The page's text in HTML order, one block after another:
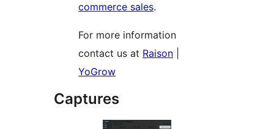
commerce sales.
For more information
contact us at Raison
YoGrow
Captures